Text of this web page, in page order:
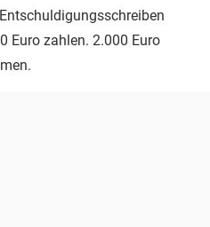
Euro zahlen. 2.000 Euro